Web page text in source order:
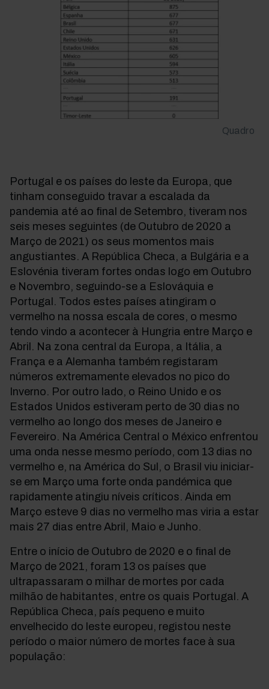
Quadro
Portugal e os países do leste da Europa, que
tinham conseguido travar a escalada da
pandemia até ao final de Setembro, tiveram nos
seis meses seguintes (de Outubro de 2020 a
Março de 2021) os seus momentos mais
angustiantes. A República Checa, a Bulgária e a
Eslovénia tiveram fortes ondas logo em Outubro
e Novembro, seguindo-se a Eslováquia e
Portugal. Todos estes países atingiram o
vermelho na nossa escala de cores, o mesmo
tendo vindo a acontecer à Hungria entre Março e
Abril. Na zona central da Europa, a Itália, a
França e a Alemanha também registaram
números extremamente elevados no pico do
Inverno. Por outro lado, o Reino Unido e os
Estados Unidos estiveram perto de 30 dias no
vermelho ao longo dos meses de Janeiro e
Fevereiro. Na América Central o México enfrentou
uma onda nesse mesmo período, com 13 dias no
vermelho e, na América do Sul, o Brasil viu iniciar-
se em Março uma forte onda pandémica que
rapidamente atingiu níveis críticos. Ainda em
Março esteve 9 dias no vermelho mas viria a estar
mais 27 dias entre Abril, Maio e Junho.
Entre o início de Outubro de 2020 e o final de
Março de 2021, foram 13 os países que
ultrapassaram o milhar de mortes por cada
milhão de habitantes, entre os quais Portugal. A
República Checa, país pequeno e muito
envelhecido do leste europeu, registou neste
período o maior número de mortes face à sua
população: